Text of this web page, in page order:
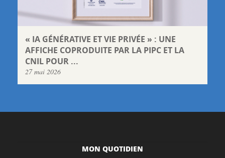
« IA GÉNÉRATIVE ET VIE PRIVÉE » : UNE
AFFICHE COPRODUITE PAR LA PIPC ET LA
CNIL POUR ...
27 mai 2026
MON QUOTIDIEN